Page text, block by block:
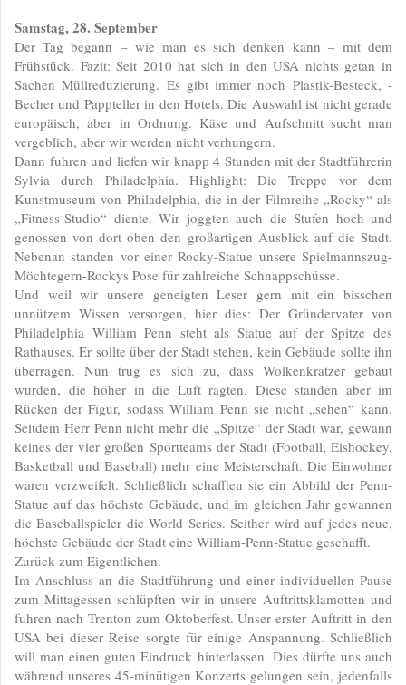
Samstag, 28. September
Der Tag begann – wie man es sich denken kann – mit dem
Frühstück. Fazit: Seit 2010 hat sich in den USA nichts getan in
Sachen Müllreduzierung. Es gibt immer noch Plastik-Besteck, -
Becher und Pappteller in den Hotels. Die Auswahl ist nicht gerade
europäisch, aber in Ordnung. Käse und Aufschnitt sucht man
vergeblich, aber wir werden nicht verhungern.
Dann fuhren und liefen wir knapp 4 Stunden mit der Stadtführerin
Sylvia durch Philadelphia. Highlight: Die Treppe vor dem
Kunstmuseum von Philadelphia, die in der Filmreihe „Rocky“ als
„Fitness-Studio“ diente. Wir joggten auch die Stufen hoch und
genossen von dort oben den großartigen Ausblick auf die Stadt.
Nebenan standen vor einer Rocky-Statue unsere Spielmannszug-
Möchtegern-Rockys Pose für zahlreiche Schnappschüsse.
Und weil wir unsere geneigten Leser gern mit ein bisschen
unnützem Wissen versorgen, hier dies: Der Gründervater von
Philadelphia William Penn steht als Statue auf der Spitze des
Rathauses. Er sollte über der Stadt stehen, kein Gebäude sollte ihn
überragen. Nun trug es sich zu, dass Wolkenkratzer gebaut
wurden, die höher in die Luft ragten. Diese standen aber im
Rücken der Figur, sodass William Penn sie nicht „sehen“ kann.
Seitdem Herr Penn nicht mehr die „Spitze“ der Stadt war, gewann
keines der vier großen Sportteams der Stadt (Football, Eishockey,
Basketball und Baseball) mehr eine Meisterschaft. Die Einwohner
waren verzweifelt. Schließlich schafften sie ein Abbild der Penn-
Statue auf das höchste Gebäude, und im gleichen Jahr gewannen
die Baseballspieler die World Series. Seither wird auf jedes neue,
höchste Gebäude der Stadt eine William-Penn-Statue geschafft.
Zurück zum Eigentlichen.
Im Anschluss an die Stadtführung und einer individuellen Pause
zum Mittagessen schlüpften wir in unsere Auftrittsklamotten und
fuhren nach Trenton zum Oktoberfest. Unser erster Auftritt in den
USA bei dieser Reise sorgte für einige Anspannung. Schließlich
will man einen guten Eindruck hinterlassen. Dies dürfte uns auch
während unseres 45-minütigen Konzerts gelungen sein, jedenfalls